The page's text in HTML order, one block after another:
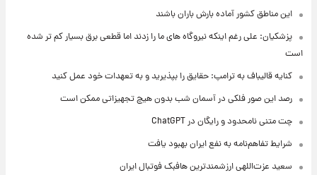
این مناطق کشور آماده بارش باران باشند
پزشکیان: علی رغم اینکه نیروگاه های ما را زدند اما قطعی برق بسیار کم تر شده
است
کنایه قالیباف به ترامپ: حقایق را بپذیرید و به تعهدات خود عمل کنید
رصد این صور فلکی در آسمان شب بدون هیچ تجهیزاتی ممکن است
چت متنی نامحدود و رایگان در ChatGPT
شرایط تفاهم‌نامه به نفع ایران بهبود یافت
سعید عزت‌اللهی ارزشمندترین هافبک فوتبال ایران